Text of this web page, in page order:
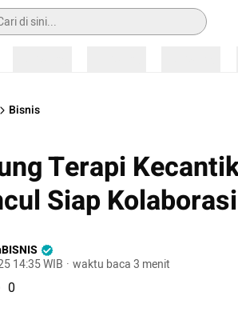
Bisnis
Terapi
Siap
14:35 WIB · waktu baca 3 menit
0